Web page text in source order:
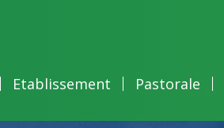
Etablissement Pastorale